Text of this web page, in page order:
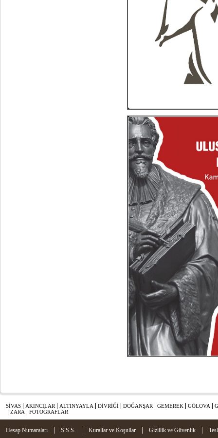
SİVAS AKINCILAR ALTINYAYLA DİVRİĞİ DOĞANŞAR GEMEREK GÖLOVA
ZARA
FOTOĞRAFLAR
Hesap Numaraları | S.S.S. | Kurallar ve Koşullar | Gizlilik ve Güvenlik |